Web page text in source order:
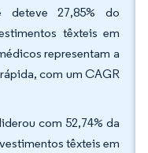
deteve 27,85% do
têxteis em
representam a
com um CAGR
com 52,74% da
têxteis em